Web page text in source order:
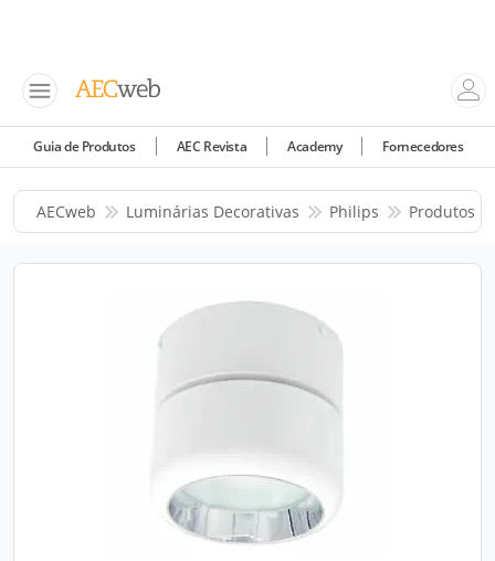
Guia de Produtos AEC Revista Academy Fornecedores
AECweb Luminárias Decorativas Philips Produtos